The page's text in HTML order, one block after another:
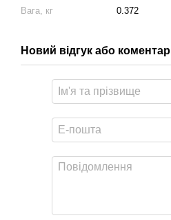
Вага, кг
0.372
Новий відгук або коментар